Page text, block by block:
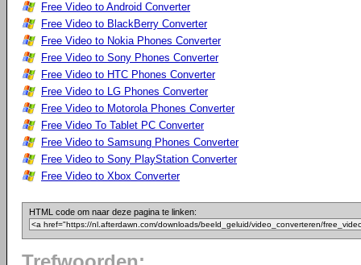
Free Video to Android Converter
Free Video to BlackBerry Converter
Free Video to Nokia Phones Converter
Free Video to Sony Phones Converter
Free Video to HTC Phones Converter
Free Video to LG Phones Converter
Free Video to Motorola Phones Converter
Free Video To Tablet PC Converter
Free Video to Samsung Phones Converter
Free Video to Sony PlayStation Converter
Free Video to Xbox Converter
HTML code om naar deze pagina te linken: